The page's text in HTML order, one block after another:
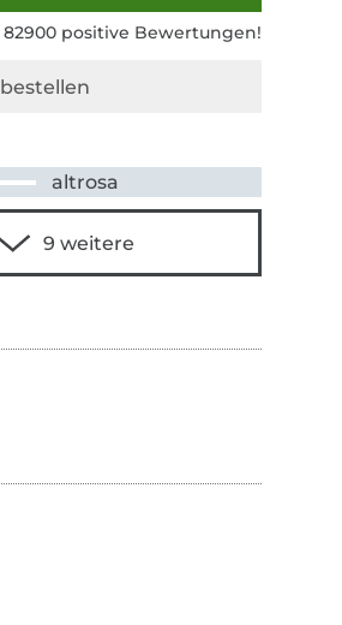
82900 positive Bewertungen!
altrosa